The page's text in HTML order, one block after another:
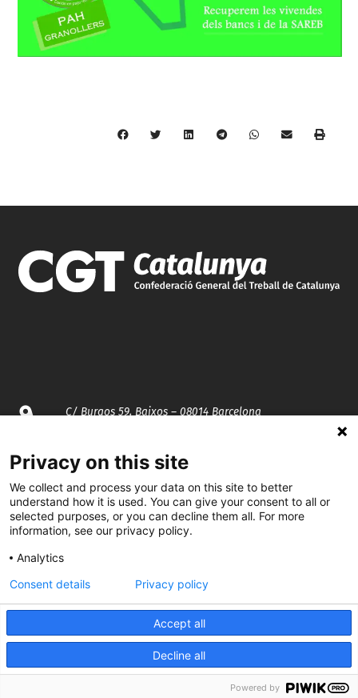
C/ Burgos 59, Baixos – 08014 Barcelona
spcgtcatalunya.cat
935 120 481
@CGTCatalunya
CGTCatalunya
cgtcatalunya
Privacy on this site
We collect and process your data on this site to better
understand how it is used. You can give your consent to all or
selected purposes, or you can decline them all. For more
information, see our privacy policy.
Analytics
Accept all
Decline all
Consent details Privacy policy
Powered by